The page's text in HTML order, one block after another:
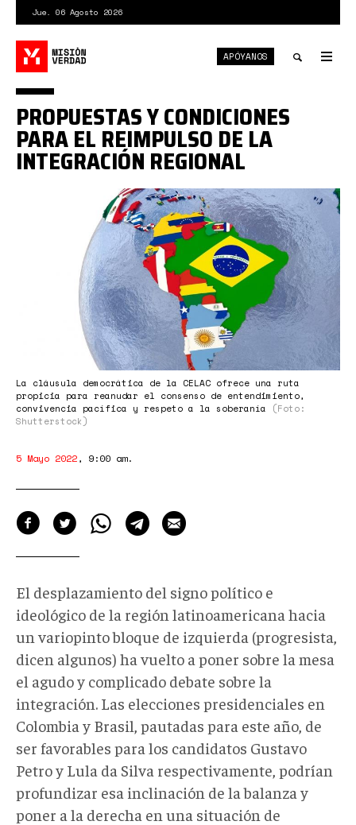
contenido
principal
Jue. 06 Agosto 2026
APÓYANOS
Latinoamerica.jpg
La cláusula democrática de la CELAC ofrece una ruta
propicia para reanudar el consenso de entendimiento,
convivencia pacífica y respeto a la soberanía
(Foto:
Shutterstock)
PROPUESTAS Y CONDICIONES
PARA EL REIMPULSO DE LA
INTEGRACIÓN REGIONAL
5 Mayo 2022, 9:00 am.
El desplazamiento del signo político e
ideológico de la región latinoamericana hacia
un variopinto bloque de izquierda (progresista,
dicen algunos) ha vuelto a poner sobre la mesa
el agudo y complicado debate sobre la
integración. Las elecciones presidenciales en
Colombia y Brasil, pautadas para este año, de
ser favorables para los candidatos Gustavo
Petro y Lula da Silva respectivamente, podrían
profundizar esa inclinación de la balanza y
poner a la derecha en una situación de